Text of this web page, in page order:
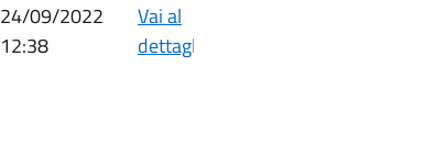
24/09/2022
12:38
Vai al
dettaglio